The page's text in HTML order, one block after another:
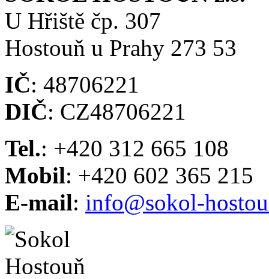
U Hřiště čp. 307
Hostouň u Prahy 273 53
IČ: 48706221
DIČ: CZ48706221
Tel.: +420 312 665 108
Mobil: +420 602 365 215
E-mail: info@sokol-